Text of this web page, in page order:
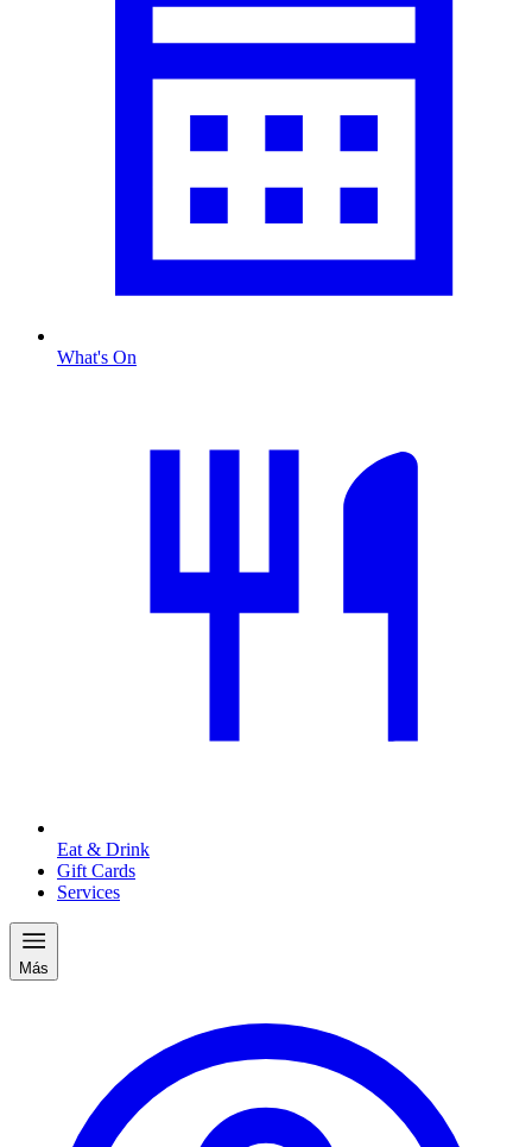
What's On
Eat & Drink
Gift Cards
Services
Más